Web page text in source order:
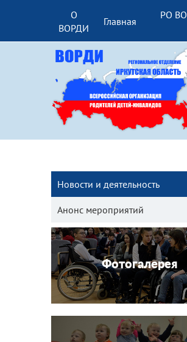
О
ВОРДИ
Главная
РО
Новости и деятельность
Анонс мероприятий
Фотогалерея